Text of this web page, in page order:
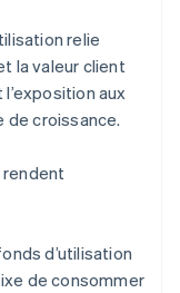
relie
la valeur client
aux
croissance.
rendent
d’utilisation
de consommer